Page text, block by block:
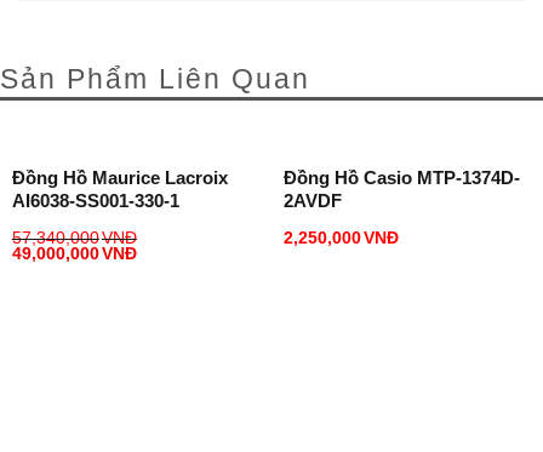
Sản Phẩm Liên Quan
Đồng Hồ Maurice Lacroix
AI6038-SS001-330-1
57,340,000VNĐ
49,000,000VNĐ
Đồng Hồ Casio MTP-1374D-
2AVDF
2,250,000VNĐ